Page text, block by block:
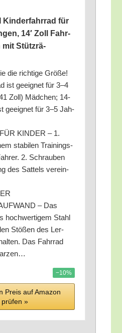
Kin­der­fahr­rad für
14′ Zoll Fahr­
mit Stütz­rä­
die rich­ti­ge Grö­ße!
ist geeig­net für 3–4
Zoll) Mäd­chen; 14-
geeig­net für 3–5 Jah­
KINDER – 1.
sta­bi­len Trai­nings­
2. Schrau­ben
des Sat­tels ver­ein­
– Das
hoch­wer­ti­gem Stahl
Stö­ßen des Ler­
Das Fahr­rad
−10%
Preis auf Ama­zon
prü­fen »